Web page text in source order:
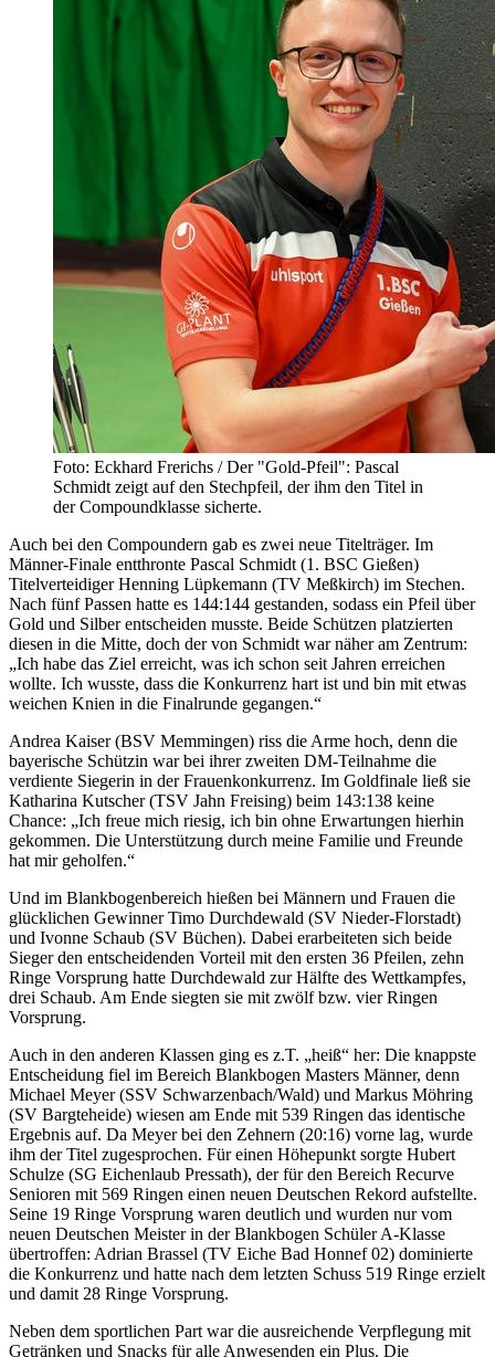
Foto: Eckhard Frerichs / Der "Gold-Pfeil": Pascal
Schmidt zeigt auf den Stechpfeil, der ihm den Titel in
der Compoundklasse sicherte.
Auch bei den Compoundern gab es zwei neue Titelträger. Im
Männer-Finale entthronte Pascal Schmidt (1. BSC Gießen)
Titelverteidiger Henning Lüpkemann (TV Meßkirch) im Stechen.
Nach fünf Passen hatte es 144:144 gestanden, sodass ein Pfeil über
Gold und Silber entscheiden musste. Beide Schützen platzierten
diesen in die Mitte, doch der von Schmidt war näher am Zentrum:
„Ich habe das Ziel erreicht, was ich schon seit Jahren erreichen
wollte. Ich wusste, dass die Konkurrenz hart ist und bin mit etwas
weichen Knien in die Finalrunde gegangen.“
Andrea Kaiser (BSV Memmingen) riss die Arme hoch, denn die
bayerische Schützin war bei ihrer zweiten DM-Teilnahme die
verdiente Siegerin in der Frauenkonkurrenz. Im Goldfinale ließ sie
Katharina Kutscher (TSV Jahn Freising) beim 143:138 keine
Chance: „Ich freue mich riesig, ich bin ohne Erwartungen hierhin
gekommen. Die Unterstützung durch meine Familie und Freunde
hat mir geholfen.“
Und im Blankbogenbereich hießen bei Männern und Frauen die
glücklichen Gewinner Timo Durchdewald (SV Nieder-Florstadt)
und Ivonne Schaub (SV Büchen). Dabei erarbeiteten sich beide
Sieger den entscheidenden Vorteil mit den ersten 36 Pfeilen, zehn
Ringe Vorsprung hatte Durchdewald zur Hälfte des Wettkampfes,
drei Schaub. Am Ende siegten sie mit zwölf bzw. vier Ringen
Vorsprung.
Auch in den anderen Klassen ging es z.T. „heiß“ her: Die knappste
Entscheidung fiel im Bereich Blankbogen Masters Männer, denn
Michael Meyer (SSV Schwarzenbach/Wald) und Markus Möhring
(SV Bargteheide) wiesen am Ende mit 539 Ringen das identische
Ergebnis auf. Da Meyer bei den Zehnern (20:16) vorne lag, wurde
ihm der Titel zugesprochen. Für einen Höhepunkt sorgte Hubert
Schulze (SG Eichenlaub Pressath), der für den Bereich Recurve
Senioren mit 569 Ringen einen neuen Deutschen Rekord aufstellte.
Seine 19 Ringe Vorsprung waren deutlich und wurden nur vom
neuen Deutschen Meister in der Blankbogen Schüler A-Klasse
übertroffen: Adrian Brassel (TV Eiche Bad Honnef 02) dominierte
die Konkurrenz und hatte nach dem letzten Schuss 519 Ringe erzielt
und damit 28 Ringe Vorsprung.
Neben dem sportlichen Part war die ausreichende Verpflegung mit
Getränken und Snacks für alle Anwesenden ein Plus. Die